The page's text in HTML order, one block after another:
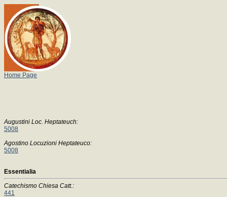
Home Page
Augustini Loc. Heptateuch:
5008
Agostino Locuzioni Heptateuco:
5008
Essentialia
Catechismo Chiesa Catt.:
441